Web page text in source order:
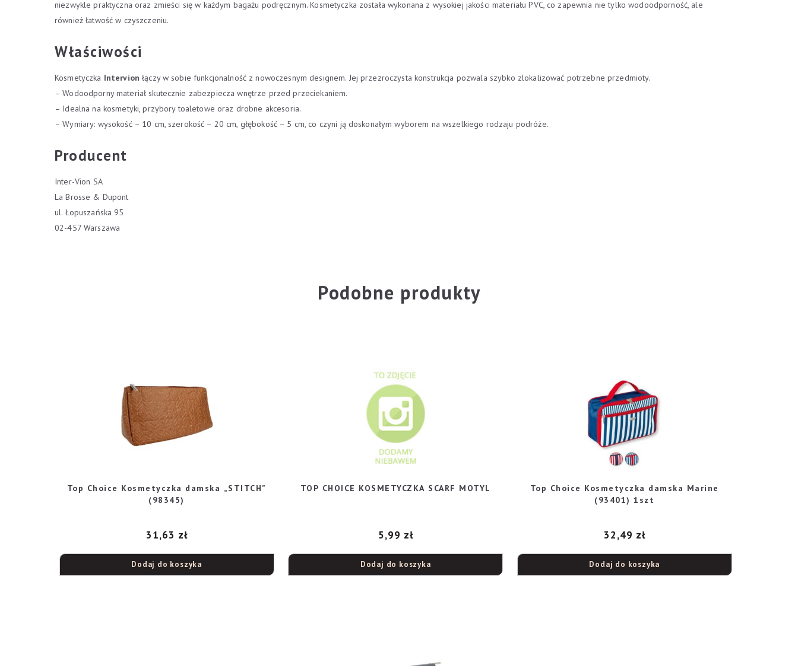
niezwykle praktyczna oraz zmieści się w każdym bagażu podręcznym. Kosmetyczka została wykonana z wysokiej jakości materiału PVC, co zapewnia nie tylko wodoodporność, ale
również łatwość w czyszczeniu.
Właściwości
Kosmetyczka Intervion łączy w sobie funkcjonalność z nowoczesnym designem. Jej przezroczysta konstrukcja pozwala szybko zlokalizować potrzebne przedmioty.
– Wodoodporny materiał skutecznie zabezpiecza wnętrze przed przeciekaniem.
– Idealna na kosmetyki, przybory toaletowe oraz drobne akcesoria.
– Wymiary: wysokość – 10 cm, szerokość – 20 cm, głębokość – 5 cm, co czyni ją doskonałym wyborem na wszelkiego rodzaju podróże.
Producent
Inter-Vion SA
La Brosse & Dupont
ul. Łopuszańska 95
02-457 Warszawa
Podobne produkty
Top Choice Kosmetyczka damska „STITCH”
(98345)
31,63 zł
Dodaj do koszyka
TOP CHOICE KOSMETYCZKA SCARF MOTYL
5,99 zł
Dodaj do koszyka
Top Choice Kosmetyczka damska Marine
(93401) 1szt
32,49 zł
Dodaj do koszyka